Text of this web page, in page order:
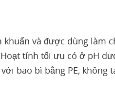
khuẩn và được dùng làm
tính tối ưu có ở pH
bao bì bằng PE, không